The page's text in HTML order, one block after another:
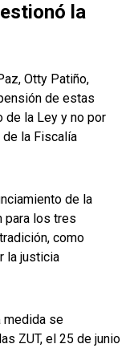
la
Otty Patiño,
de estas
de la Ley y no por
la Fiscalía
de la
para los tres
como
la justicia
medida se
ZUT, el 25 de junio